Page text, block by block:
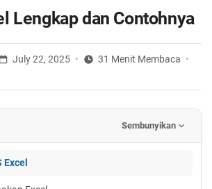
Lengkap dan Contohnya
July 22, 2025
31 Menit Membaca
Sembunyikan